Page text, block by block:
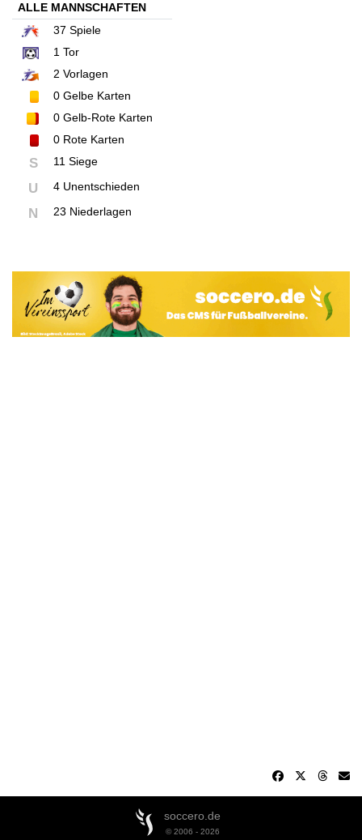
ALLE MANNSCHAFTEN
37 Spiele
1 Tor
2 Vorlagen
0 Gelbe Karten
0 Gelb-Rote Karten
0 Rote Karten
S 11 Siege
U 4 Unentschieden
N 23 Niederlagen
soccero.de
© 2006 - 2026